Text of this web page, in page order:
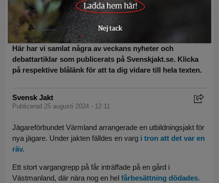
Björnjakt, poliser och varg –
här är veckans nyheter
Här har vi samlat några av veckans nyheter och
debattartiklar som publicerats på Svenskjakt.se. Klicka
på respektive blålänk för att ta dig vidare till hela texten.
Svensk Jakt
Publicerad 25 augusti 2024 - 12:11
Jägareförbundet Värmland arrangerade en utbildningsjakt för
nya jägare. Under jakten fälldes en varg i tron att det var en
räv.
Ett stort vargangrepp på får inträffade på en gård i
Västmanland, där nära nog en hel fårbesättning dödades.